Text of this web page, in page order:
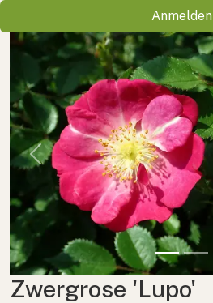
Anmelden
Previous
Zwergrose 'Lupo'